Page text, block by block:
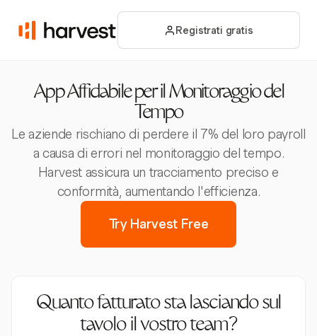
Registrati gratis
App Affidabile per il Monitoraggio del
Tempo
Le aziende rischiano di perdere il 7% del loro payroll
a causa di errori nel monitoraggio del tempo.
Harvest assicura un tracciamento preciso e
conformità, aumentando l'efficienza.
Try Harvest Free
Quanto fatturato sta lasciando sul
tavolo il vostro team?